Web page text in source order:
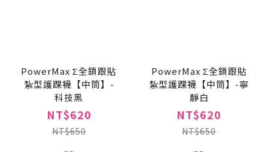
PowerMax Σ全鎖跟貼
紮型護踝襪【中筒】-
科技黑
NT$620
NT$650
PowerMax Σ全鎖跟貼
紮型護踝襪【中筒】-寧
靜白
NT$620
NT$650